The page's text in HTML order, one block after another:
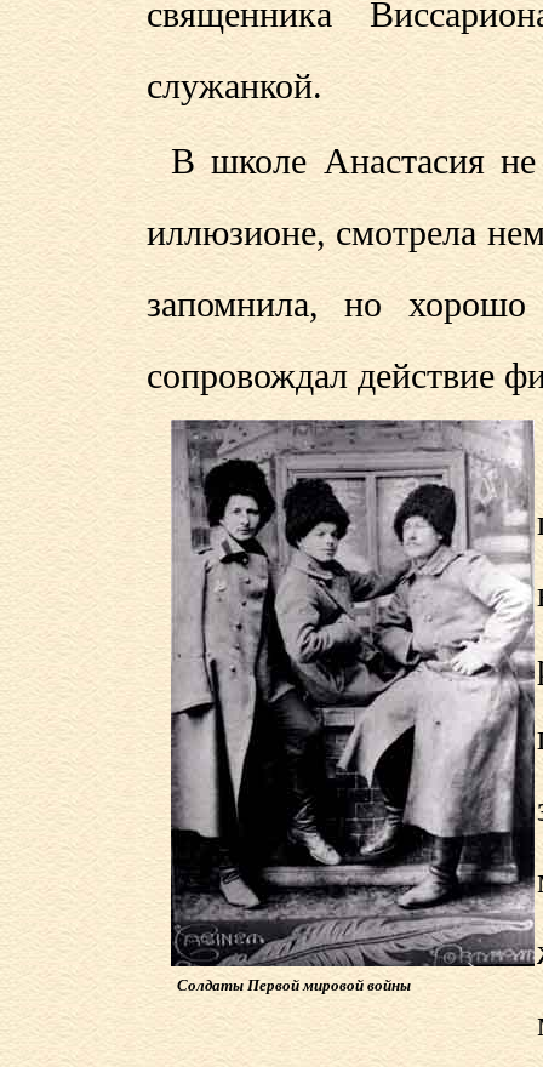
священника
служанкой.
В школе Анастасия
иллюзионе, смотрела
запомнила, но хорошо
сопровождал действие
Солдаты Первой мировой войны